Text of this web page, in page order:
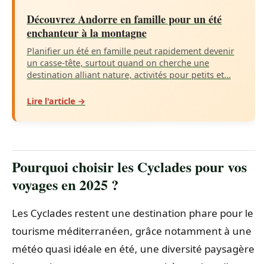
Découvrez Andorre en famille pour un été
enchanteur à la montagne
Planifier un été en famille peut rapidement devenir
un casse-tête, surtout quand on cherche une
destination alliant nature, activités pour petits et…
Lire l'article →
Pourquoi choisir les Cyclades pour vos
voyages en 2025 ?
Les Cyclades restent une destination phare pour le
tourisme méditerranéen, grâce notamment à une
météo quasi idéale en été, une diversité paysagère